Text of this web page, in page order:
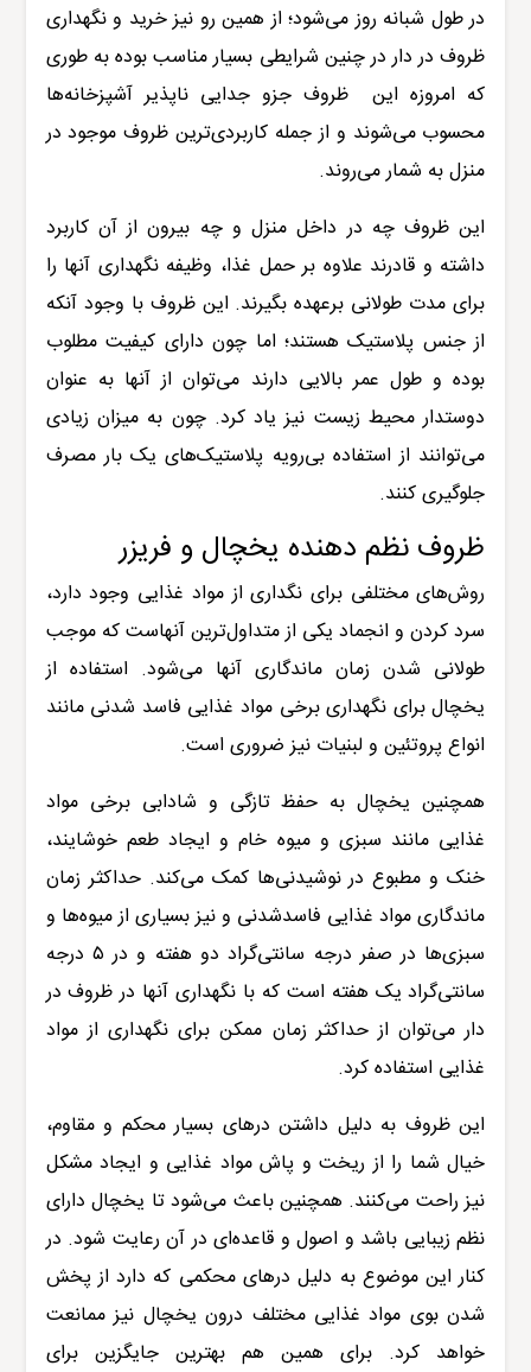
در طول شبانه روز می‌شود؛ از همین رو نیز خرید و نگهداری
ظروف در دار در چنین شرایطی بسیار مناسب بوده به طوری
که امروزه این
ظروف جزو جدایی ناپذیر آشپزخانه‌ها
محسوب می‌شوند و از جمله کاربردی‌ترین ظروف موجود در
منزل به شمار می‌‌روند.
این ظروف چه در داخل منزل و چه بیرون از آن کاربرد
داشته و قادرند علاوه بر حمل غذا، وظیفه نگهداری آنها را
برای ‌مدت طولانی برعهده بگیرند. این ظروف با وجود آنکه
از جنس پلاستیک هستند؛ اما چون دارای کیفیت مطلوب
بوده و طول عمر بالایی دارند می‌توان از آنها به عنوان
دوستدار محیط زیست نیز یاد کرد. چون به میزان زیادی
می‌توانند از استفاده بی‌رویه پلاستیک‌های یک بار مصرف
جلوگیری کنند.
ظروف نظم دهنده یخچال و فریزر
روش‌های مختلفی برای نگداری از مواد غذایی وجود دارد،
سرد کردن و انجماد یکی از متداول‌ترین آنهاست که موجب
طولانی شدن زمان ماندگاری آنها می‌شود. استفاده از
یخچال برای نگهداری برخی مواد غذایی فاسد شدنی مانند
انواع پروتئین و لبنیات نیز ضروری است.
همچنین یخچال به حفظ تازگی و شادابی برخی مواد
غذایی مانند سبزی و میوه خام و ایجاد طعم خوشایند،
خنک و مطبوع در نوشیدنی‌ها کمک می‌کند. حداکثر زمان
ماندگاری مواد غذایی فاسدشدنی و نیز بسیاری از میوه‌ها و
سبزی‌ها در صفر درجه سانتی‌گراد دو هفته و در ۵ درجه
سانتی‌گراد یک هفته است که با نگهداری آنها در ظروف در
دار می‌توان از حداکثر زمان ممکن برای نگهداری از مواد
غذایی استفاده کرد.
این ظروف به دلیل داشتن در‌های بسیار محکم و مقاوم،
خیال شما را از ریخت و پاش مواد غذایی و ایجاد مشکل
نیز راحت می‌کنند. همچنین باعث می‌شود تا یخچال دارای
نظم زیبایی باشد و اصول و قاعده‌ای در آن رعایت شود. در
کنار این موضوع به دلیل درهای محکمی که دارد از پخش
شدن بوی مواد غذایی مختلف درون یخچال نیز ممانعت
خواهد کرد. برای همین هم بهترین جایگزین برای